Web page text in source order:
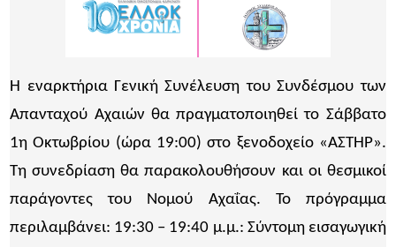
Η εναρκτήρια Γενική Συνέλευση του Συνδέσµου των
Απανταχού Αχαιών θα πραγµατοποιηθεί το Σάββατο
1η Οκτωβρίου (ώρα 19:00) στο ξενοδοχείο «ΑΣΤΗΡ».
Τη συνεδρίαση θα παρακολουθήσουν και οι θεσµικοί
παράγοντες του Νοµού Αχαΐας. Το πρόγραµµα
περιλαµβάνει: 19:30 – 19:40 µ.µ.: Σύντοµη εισαγωγική